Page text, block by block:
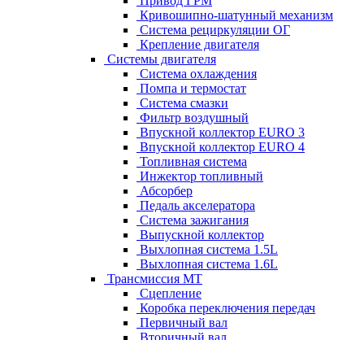
Кривошипно-шатунный механизм
Система рециркуляции ОГ
Крепление двигателя
Системы двигателя
Система охлаждения
Помпа и термостат
Система смазки
Фильтр воздушный
Впускной коллектор EURO 3
Впускной коллектор EURO 4
Топливная система
Инжектор топливный
Абсорбер
Педаль акселератора
Система зажигания
Выпускной коллектор
Выхлопная система 1.5L
Выхлопная система 1.6L
Трансмиссия МТ
Сцепление
Коробка переключения передач
Первичный вал
Вторичный вал